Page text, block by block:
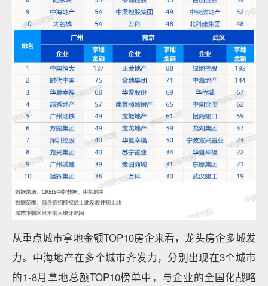
从重点城市拿地金额TOP10房企来看，龙头房企多城发
力。中海地产在多个城市齐发力，分别出现在3个城市
的1-8月拿地总额TOP10榜单中，与企业的全国化战略